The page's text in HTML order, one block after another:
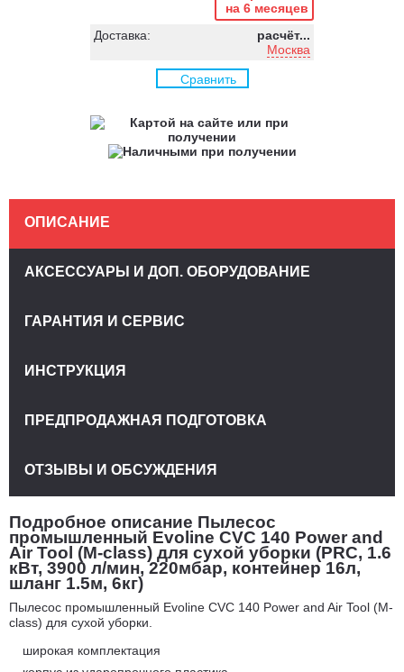
на 6 месяцев
Доставка:
расчёт...
Москва
Сравнить
Подробное описание Пылесос
промышленный Evoline CVC 140 Power and
Air Tool (M-class) для сухой уборки (PRC, 1.6
кВт, 3900 л/мин, 220мбар, контейнер 16л,
шланг 1.5м, 6кг)
Пылесос промышленный Evoline CVC 140 Power and Air Tool (M-
class) для сухой уборки.
широкая комплектация
ОПИСАНИЕ
АКСЕССУАРЫ И ДОП. ОБОРУДОВАНИЕ
ГАРАНТИЯ И СЕРВИС
ИНСТРУКЦИЯ
ПРЕДПРОДАЖНАЯ ПОДГОТОВКА
ОТЗЫВЫ И ОБСУЖДЕНИЯ